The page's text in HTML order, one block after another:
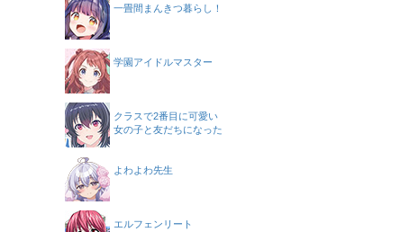
一畳間まんきつ暮らし！
学園アイドルマスター
クラスで2番目に可愛い
女の子と友だちになった
よわよわ先生
エルフェンリート